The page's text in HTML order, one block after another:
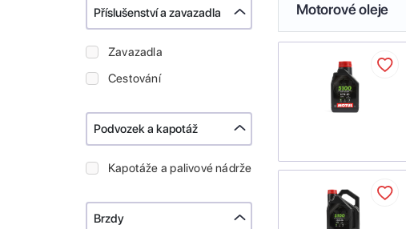
Příslušenství a zavazadla
Zavazadla
Cestování
Podvozek a kapotáž
Kapotáže a palivové nádrže
Brzdy
Motorové oleje